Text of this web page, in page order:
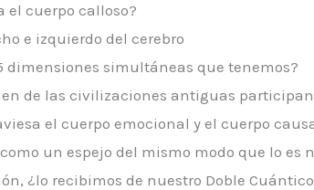
el cuerpo calloso?
e izquierdo del cerebro
dimensiones simultáneas que tenemos?
de las civilizaciones antiguas
el cuerpo emocional y el cuerpo
un espejo del mismo modo que lo es
¿lo recibimos de nuestro Doble